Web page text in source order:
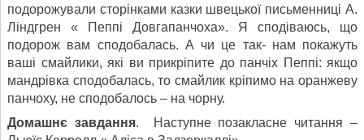
подорожували сторінками казки швецької письменниці А.
Ліндгрен « Пеппі Довгапанчоха». Я сподіваюсь, що
подорож вам сподобалась. А чи це так- нам покажуть
ваші смайлики, які ви прикріпите до панчіх Пеппі: якщо
мандрівка сподобалась, то смайлик кріпимо на оранжеву
панчоху, не сподобалось – на чорну.
Домашнє завдання. Наступне позакласне читання –